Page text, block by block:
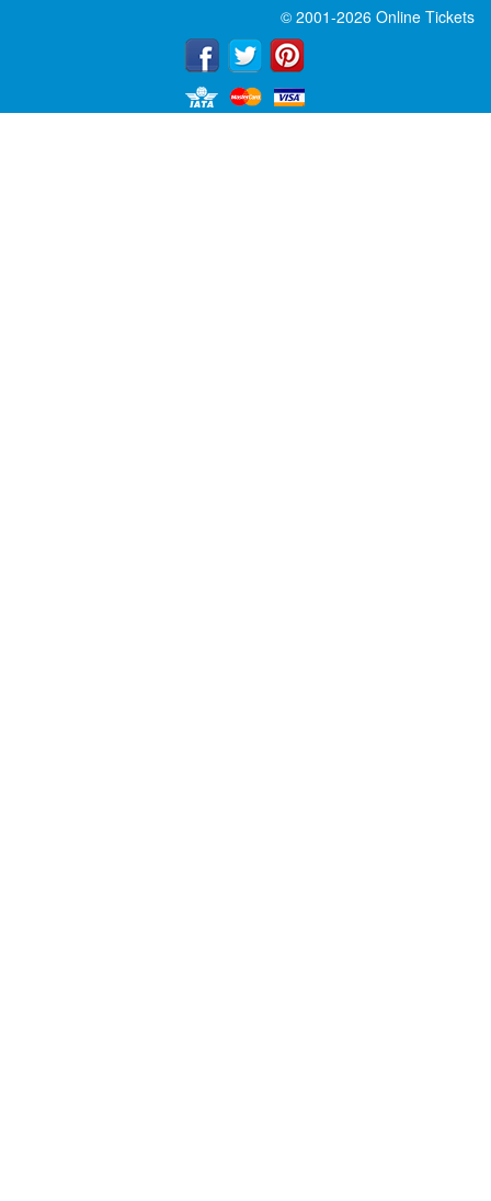
© 2001-2026 Online Tickets